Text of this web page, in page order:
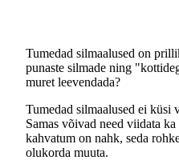
Tumedad silmaalused on
punaste silmade ning
muret leevendada?
Tumedad silmaalused ei küsi
Samas võivad need viidata
kahvatum on nahk, seda
olukorda muuta.